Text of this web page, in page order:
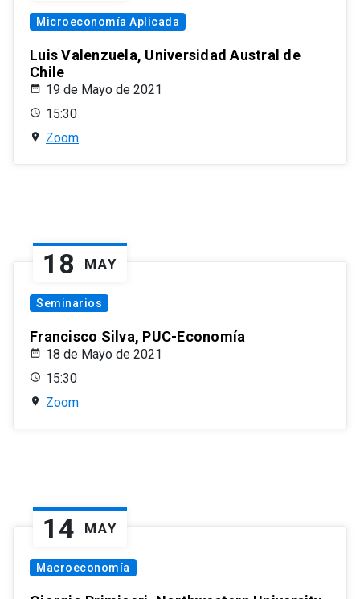
Microeconomía Aplicada
Luis Valenzuela, Universidad Austral de
Chile
19 de Mayo de 2021
15:30
Zoom
18 MAY
Seminarios
Francisco Silva, PUC-Economía
18 de Mayo de 2021
15:30
Zoom
14 MAY
Macroeconomía